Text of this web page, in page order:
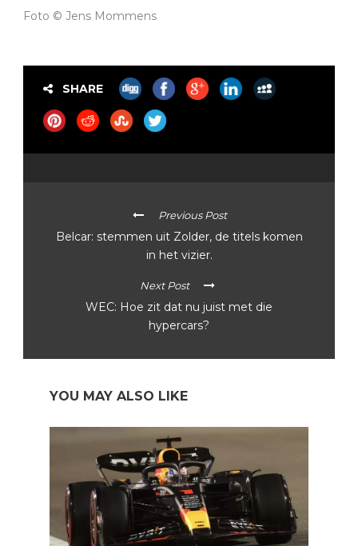
Foto © Jens Mommens
SHARE
Previous Post
Belcar: stemmen uit Zolder, de titels komen
in het vizier.
Next Post
WEC: Hoe zit dat nu juist met die
hypercars?
YOU MAY ALSO LIKE